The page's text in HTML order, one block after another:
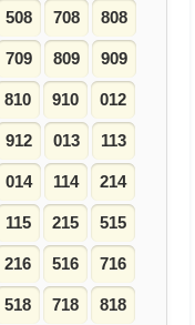
508 708 808
709 809 909
810 910 012
912 013 113
014 114 214
115 215 515
216 516 716
518 718 818